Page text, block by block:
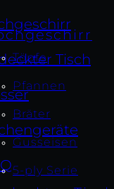
Tisch
Töpfe
Pfannen
Bräter
Gusseisen
5-ply Serie